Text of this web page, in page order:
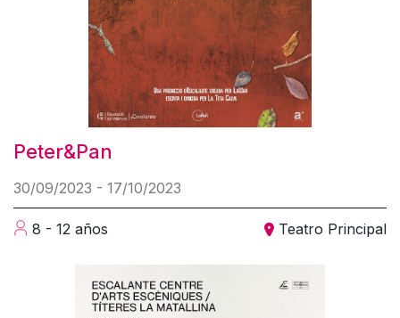
Peter&Pan
30/09/2023 - 17/10/2023
8 - 12 años Teatro Principal